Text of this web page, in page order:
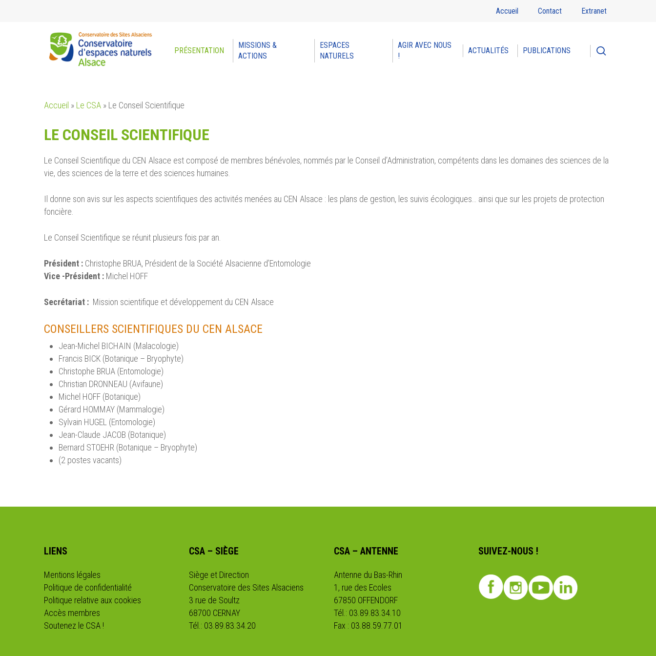
Accueil Contact Extranet
PRÉSENTATION
MISSIONS &
ACTIONS
ESPACES
NATURELS
AGIR AVEC NOUS
!
ACTUALITÉS PUBLICATIONS
Accueil » Le CSA » Le Conseil Scientifique
LE CONSEIL SCIENTIFIQUE
Le Conseil Scientifique du CEN Alsace est composé de membres bénévoles, nommés par le Conseil d’Administration, compétents dans les domaines des sciences de la
vie, des sciences de la terre et des sciences humaines.
Il donne son avis sur les aspects scientifiques des activités menées au CEN Alsace : les plans de gestion, les suivis écologiques… ainsi que sur les projets de protection
foncière.
Le Conseil Scientifique se réunit plusieurs fois par an.
Président : Christophe BRUA, Président de la Société Alsacienne d’Entomologie
Vice -Président : Michel HOFF
Secrétariat : Mission scientifique et développement du CEN Alsace
CONSEILLERS SCIENTIFIQUES DU CEN ALSACE
Jean-Michel BICHAIN (Malacologie)
Francis BICK (Botanique – Bryophyte)
Christophe BRUA (Entomologie)
Christian DRONNEAU (Avifaune)
Michel HOFF (Botanique)
Gérard HOMMAY (Mammalogie)
Sylvain HUGEL (Entomologie)
Jean-Claude JACOB (Botanique)
Bernard STOEHR (Botanique – Bryophyte)
(2 postes vacants)
LIENS
Mentions légales
Politique de confidentialité
Politique relative aux cookies
Accès membres
Soutenez le CSA !
CSA – SIÈGE
Siège et Direction
Conservatoire des Sites Alsaciens
3 rue de Soultz
68700 CERNAY
Tél.: 03.89.83.34.20
CSA – ANTENNE
Antenne du Bas-Rhin
1, rue des Ecoles
67850 OFFENDORF
Tél.: 03.89.83.34.10
Fax : 03.88.59.77.01
SUIVEZ-NOUS !